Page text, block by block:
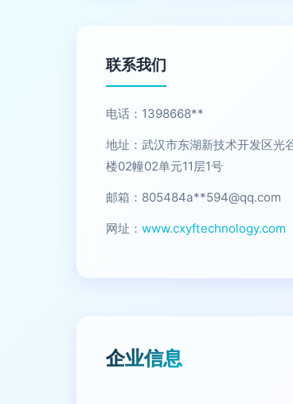
联系我们
电话：1398668**
地址：武汉市东湖新技术开发区光
楼02幢02单元11层1号
邮箱：805484a**594@qq.com
网址： www.cxyftechnology.com
企业信息